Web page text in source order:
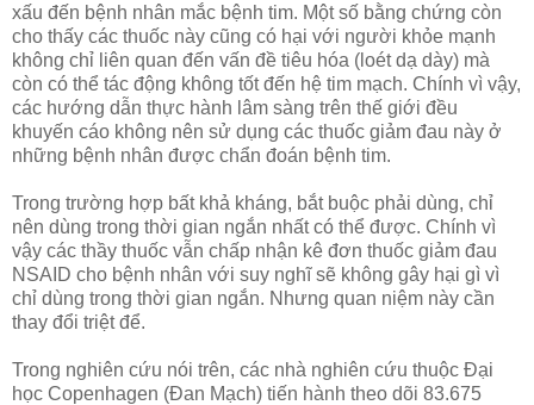
xấu đến bệnh nhân mắc bệnh tim. Một số bằng chứng còn
cho thấy các thuốc này cũng có hại với người khỏe mạnh
không chỉ liên quan đến vấn đề tiêu hóa (loét dạ dày) mà
còn có thể tác động không tốt đến hệ tim mạch. Chính vì vậy,
các hướng dẫn thực hành lâm sàng trên thế giới đều
khuyến cáo không nên sử dụng các thuốc giảm đau này ở
những bệnh nhân được chẩn đoán bệnh tim.
Trong trường hợp bất khả kháng, bắt buộc phải dùng, chỉ
nên dùng trong thời gian ngắn nhất có thể được. Chính vì
vậy các thầy thuốc vẫn chấp nhận kê đơn thuốc giảm đau
NSAID cho bệnh nhân với suy nghĩ sẽ không gây hại gì vì
chỉ dùng trong thời gian ngắn. Nhưng quan niệm này cần
thay đổi triệt để.
Trong nghiên cứu nói trên, các nhà nghiên cứu thuộc Đại
học Copenhagen (Đan Mạch) tiến hành theo dõi 83.675